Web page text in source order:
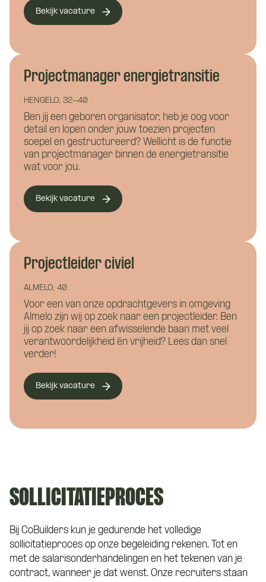
Bekijk vacature
Projectmanager energietransitie
HENGELO, 32-40
Ben jij een geboren organisator, heb je oog voor
detail en lopen onder jouw toezien projecten
soepel en gestructureerd? Wellicht is de functie
van projectmanager binnen de energietransitie
wat voor jou.
Bekijk vacature
Projectleider civiel
ALMELO, 40
Voor een van onze opdrachtgevers in omgeving
Almelo zijn wij op zoek naar een projectleider. Ben
jij op zoek naar een afwisselende baan met veel
verantwoordelijkheid én vrijheid? Lees dan snel
verder!
Bekijk vacature
SOLLICITATIEPROCES
Bij CoBuilders kun je gedurende het volledige
sollicitatieproces op onze begeleiding rekenen. Tot en
met de salarisonderhandelingen en het tekenen van je
contract, wanneer je dat wenst. Onze recruiters staan
Wie ben je?
Waar wil je meer over weten?
Hoe kunnen we je helpen?
Hoe kunnen we je bereiken?
Eén van onze adviseurs staat je graag te
aanspreekpunt tijdens de kennismaking
met CoBuilders.
Vacature:
energietransitie
Naam*
E-mailadres*